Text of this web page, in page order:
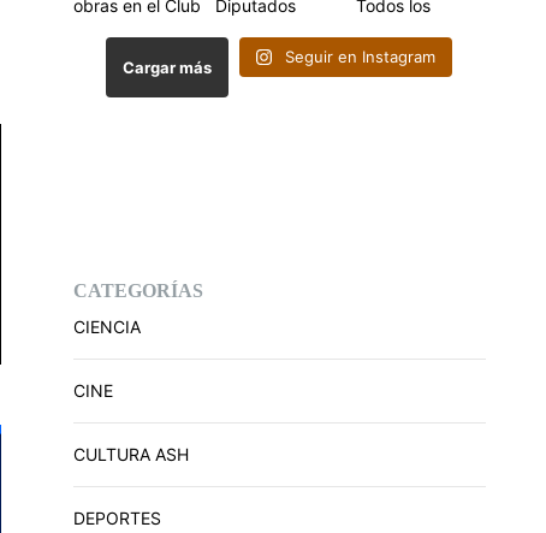
Cargar más
Seguir en Instagram
CATEGORÍAS
CIENCIA
CINE
CULTURA ASH
DEPORTES